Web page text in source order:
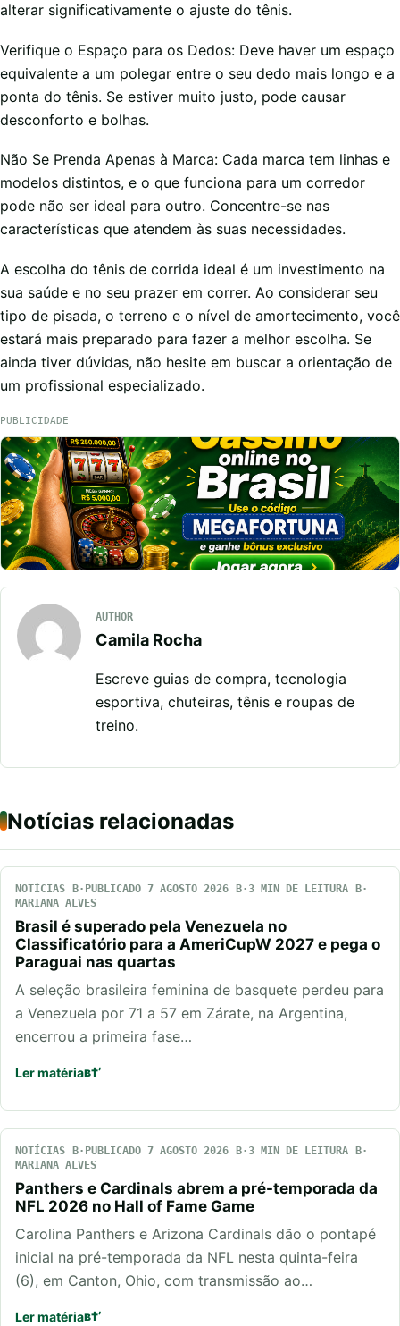
alterar significativamente o ajuste do tênis.
Verifique o Espaço para os Dedos: Deve haver um espaço
equivalente a um polegar entre o seu dedo mais longo e a
ponta do tênis. Se estiver muito justo, pode causar
desconforto e bolhas.
Não Se Prenda Apenas à Marca: Cada marca tem linhas e
modelos distintos, e o que funciona para um corredor
pode não ser ideal para outro. Concentre-se nas
características que atendem às suas necessidades.
A escolha do tênis de corrida ideal é um investimento na
sua saúde e no seu prazer em correr. Ao considerar seu
tipo de pisada, o terreno e o nível de amortecimento, você
estará mais preparado para fazer a melhor escolha. Se
ainda tiver dúvidas, não hesite em buscar a orientação de
um profissional especializado.
PUBLICIDADE
AUTHOR
Camila Rocha
Escreve guias de compra, tecnologia
esportiva, chuteiras, tênis e roupas de
treino.
Notícias relacionadas
NOTÍCIAS PUBLICADO 7 AGOSTO 2026
3 MIN DE LEITURA
MARIANA ALVES
Brasil é superado pela Venezuela no
Classificatório para a AmeriCupW 2027 e pega o
Paraguai nas quartas
A seleção brasileira feminina de basquete perdeu para
a Venezuela por 71 a 57 em Zárate, na Argentina,
encerrou a primeira fase…
Ler matéria
NOTÍCIAS PUBLICADO 7 AGOSTO 2026
3 MIN DE LEITURA
MARIANA ALVES
Panthers e Cardinals abrem a pré-temporada da
NFL 2026 no Hall of Fame Game
Carolina Panthers e Arizona Cardinals dão o pontapé
inicial na pré-temporada da NFL nesta quinta-feira
(6), em Canton, Ohio, com transmissão ao…
Ler matéria